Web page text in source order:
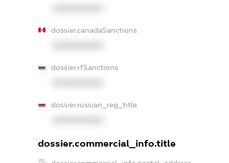
dossier.canadaSanctions
dossier.rfSanctions
dossier.russian_reg_title
dossier.commercial_info.title